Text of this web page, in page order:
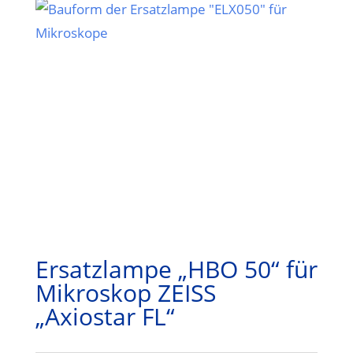
Ersatzlampe „HBO 50“ für
Mikroskop ZEISS
„Axiostar FL“